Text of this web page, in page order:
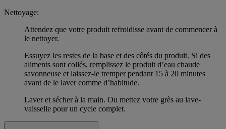
Nettoyage:
Attendez que votre produit refroidisse avant de commencer à
le nettoyer.
Essuyez les restes de la base et des côtés du produit. Si des
aliments sont collés, remplissez le produit d’eau chaude
savonneuse et laissez-le tremper pendant 15 à 20 minutes
avant de le laver comme d’habitude.
Laver et sécher à la main. Ou mettez votre grès au lave-
vaisselle pour un cycle complet.